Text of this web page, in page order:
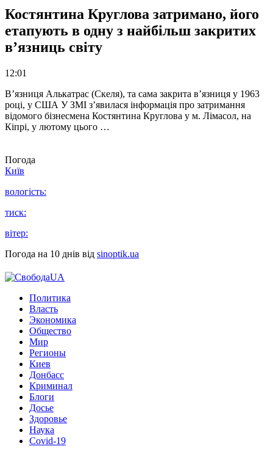
Костянтина Круглова затримано, його
етапують в одну з найбільш закритих
в’язниць світу
12:01
В’язниця Алькатрас (Скеля), та сама закрита в’язниця у 1963
році, у США У ЗМІ з’явилася інформація про затримання
відомого бізнесмена Костянтина Круглова у м. Лімасол, на
Кіпрі, у лютому цього …
Погода
Київ
вологість:
тиск:
вітер:
Погода на 10 днів від sinoptik.ua
Политика
Власть
Экономика
Общество
Мир
Регионы
Киев
Донбасс
Криминал
Блоги
Досье
Здоровье
Наука
Covid-19